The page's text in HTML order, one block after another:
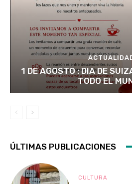
1 DE AGOSTO : DIA DE
TODO EL
ÚLTIMAS PUBLICACIONES
CULTURA